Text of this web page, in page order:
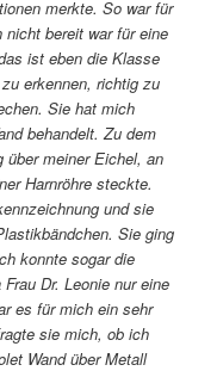
merkte. So war für
bereit war für eine
ist eben die Klasse
erkennen, richtig zu
Sie hat mich
behandelt. Zu dem
über meiner Eichel, an
Harnröhre steckte.
und sie
Sie ging
konnte sogar die
Dr. Leonie nur eine
es für mich ein sehr
sie mich, ob ich
Wand über Metall